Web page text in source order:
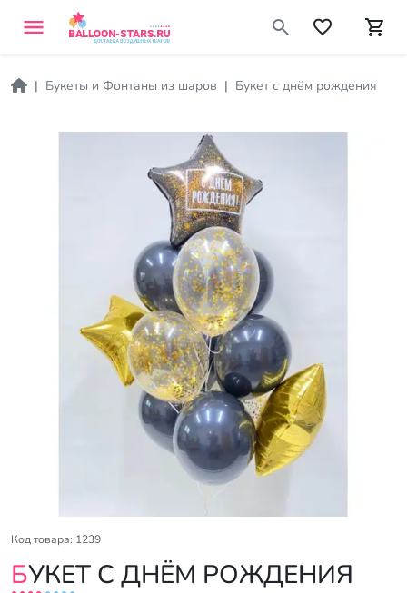
Букеты и Фонтаны из шаров Букет с днём рождения
Код товара: 1239
БУКЕТ С ДНЁМ РОЖДЕНИЯ